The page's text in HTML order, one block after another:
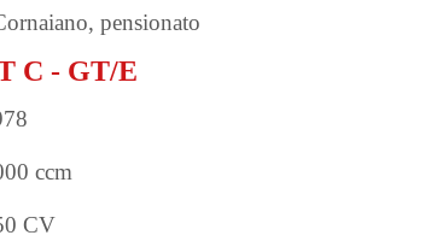
pensionato
C - GT/E
ccm
CV